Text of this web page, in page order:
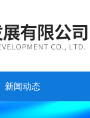
新闻动态